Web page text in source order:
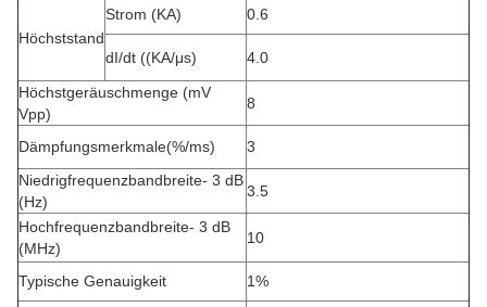
Höchststand
Strom (KA) 0.6
dI/dt ((KA/μs)
4.0
Höchstgeräuschmenge (mV
Vpp)
8
Dämpfungsmerkmale(%/ms)
3
Niedrigfrequenzbandbreite- 3 dB
(Hz)
3.5
Hochfrequenzbandbreite- 3 dB
(MHz)
10
Typische Genauigkeit 1%